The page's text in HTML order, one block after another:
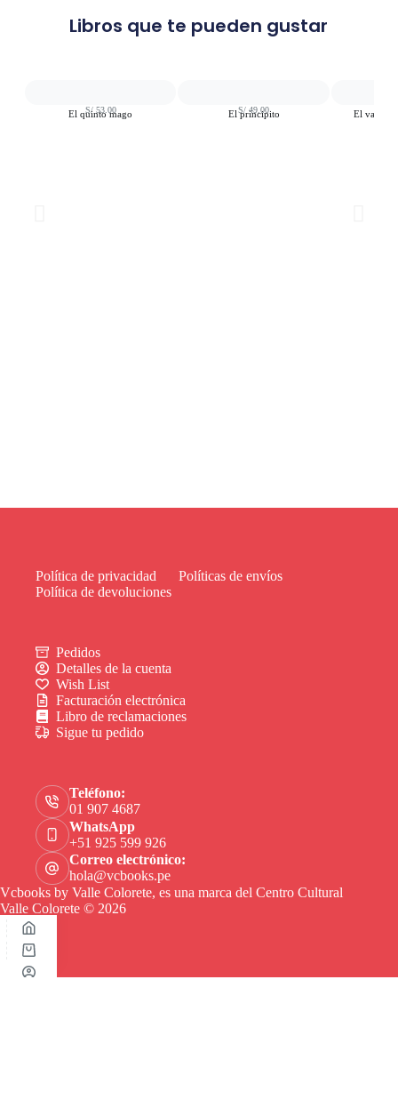
Libros que te pueden gustar
El quinto mago
S/53.00 El principito
S/ 49.00 El
Política de privacidad
Políticas de envíos
Política de devoluciones
Pedidos
Detalles de la cuenta
Wish List
Facturación electrónica
Libro de reclamaciones
Sigue tu pedido
Teléfono:
01 907 4687
WhatsApp
+51 925 599 926
Correo electrónico:
hola@vcbooks.pe
Vcbooks by Valle Colorete, es una marca del Centro Cultural
Valle Colorete © 2026